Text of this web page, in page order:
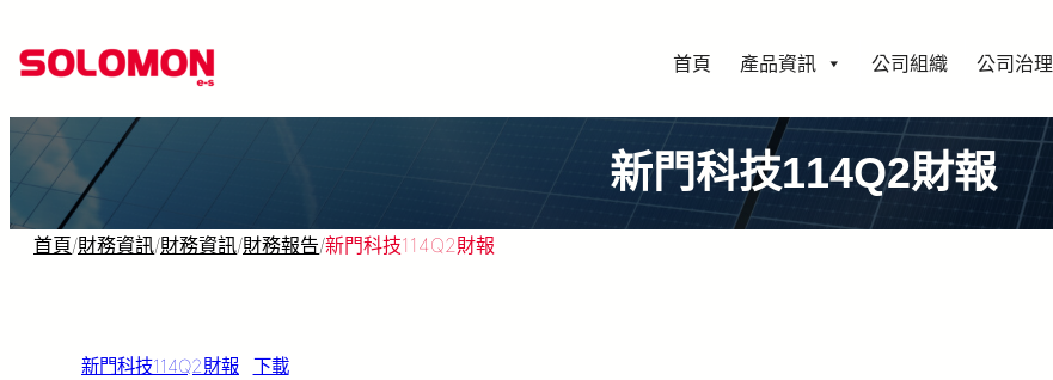
至
要
容
首頁 產品資訊 公司組織 公司治理
新門科技114Q2財報
首頁/財務資訊/財務資訊/財務報告/新門科技114Q2財報
新門科技114Q2財報 下載